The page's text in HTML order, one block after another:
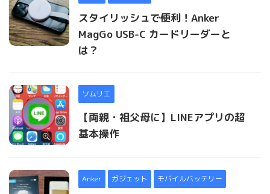
スタイリッシュで便利！Anker
MagGo USB-C カードリーダーと
は？
ソムリエ
【両親・祖父母に】LINEアプリの超
基本操作
Anker ガジェット モバイルバッテリー